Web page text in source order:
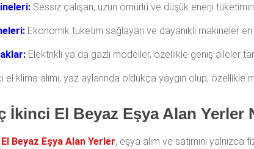
Sessiz çalışan, uzun ömürlü ve düşük enerji
Ekonomik tüketim sağlayan ve dayanıklı makineler
Elektrikli ya da gazlı modeller, özellikle geniş aileler
el klima alımı, yaz aylarında oldukça yaygın olup,
İkinci El Beyaz Eşya Alan Yerler
Beyaz Eşya Alan Yerler, eşya alım ve satımını